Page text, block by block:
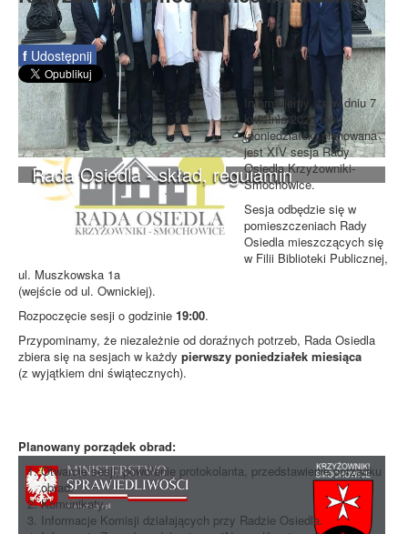
Rada Osiedla - skład, regulamin
f Udostępnij
Informujemy, że w dniu 7
kwietnia 2025 roku
(poniedziałek) planowana
jest XIV sesja Rady
Osiedla Krzyżowniki-
Smochowice.
Sesja odbędzie się w
pomieszczeniach Rady
Osiedla mieszczących się
w Filii Biblioteki Publicznej,
ul. Muszkowska 1a
(wejście od ul. Ownickiej).
Rozpoczęcie sesji o godzinie 19:00.
Przypominamy, że niezależnie od doraźnych potrzeb, Rada Osiedla
zbiera się na sesjach w każdy pierwszy poniedziałek miesiąca
(z wyjątkiem dni świątecznych).
Planowany porządek obrad:
Otwarcie sesji, powołanie protokolanta, przedstawienie porządku
obrad.
Komunikaty.
Informacje Komisji działających przy Radzie Osiedla.